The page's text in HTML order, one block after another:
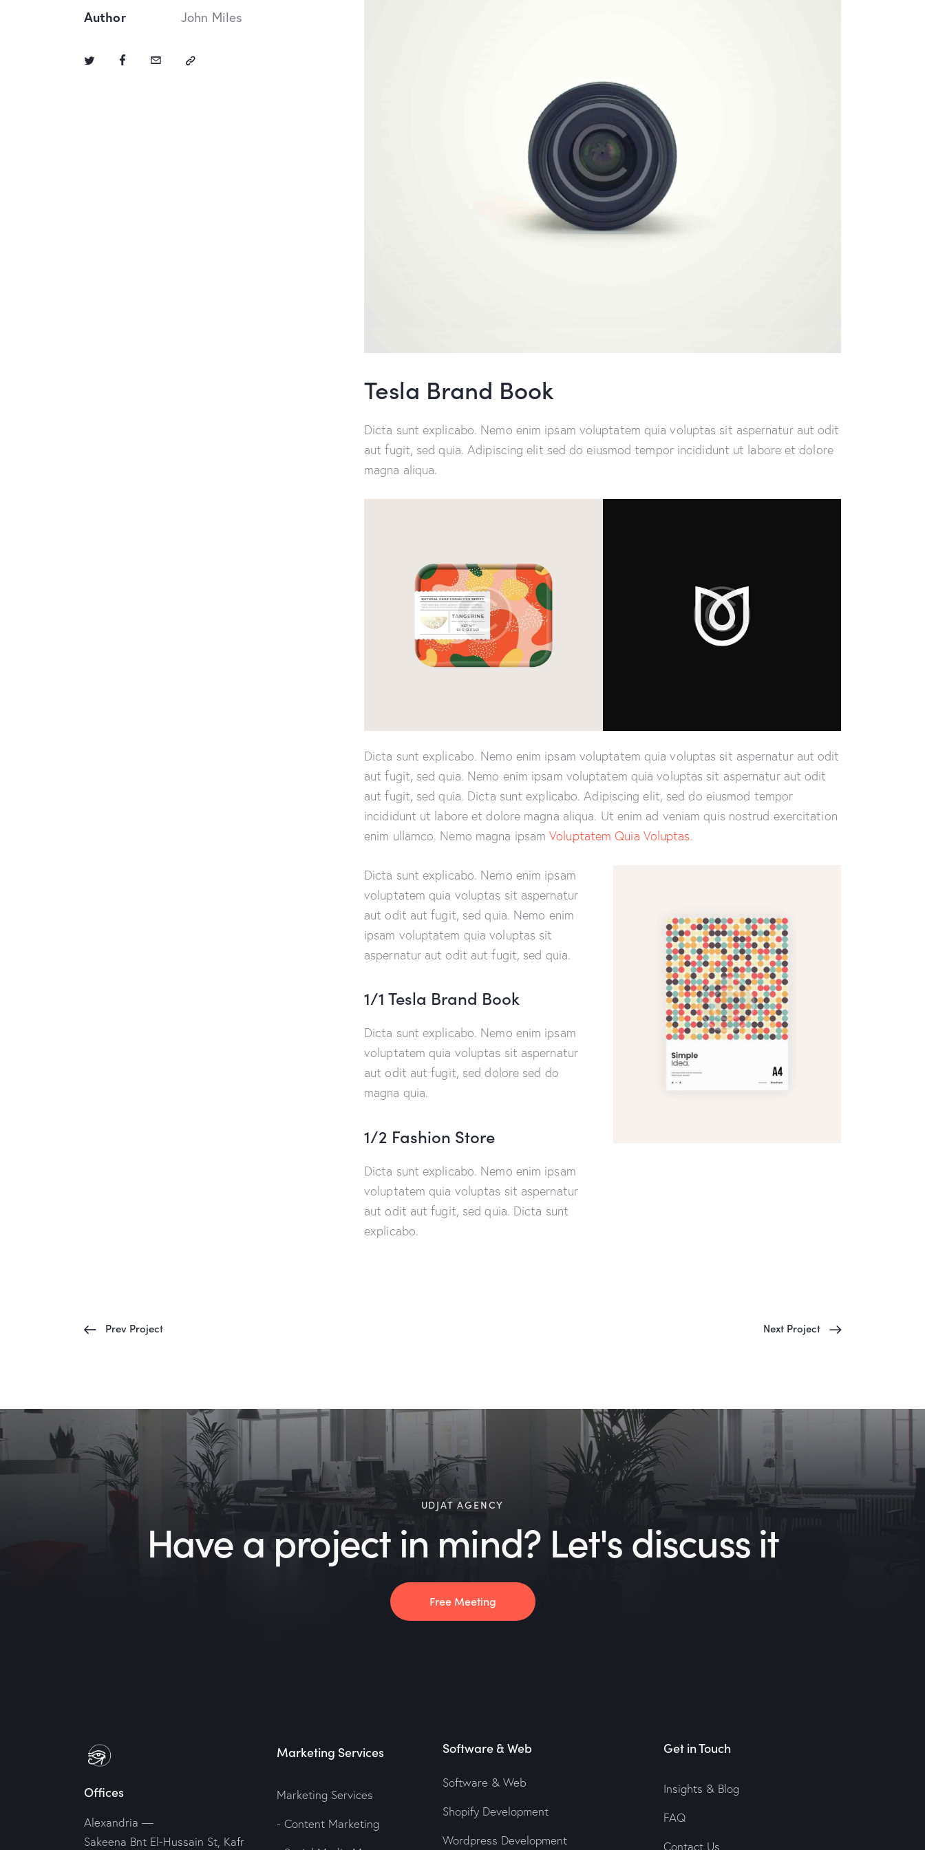
Author John Miles
Tesla Brand Book
Dicta sunt explicabo. Nemo enim ipsam voluptatem quia voluptas sit aspernatur aut odit
aut fugit, sed quia. Adipiscing elit sed do eiusmod tempor incididunt ut labore et dolore
magna aliqua.
Dicta sunt explicabo. Nemo enim ipsam voluptatem quia voluptas sit aspernatur aut odit
aut fugit, sed quia. Nemo enim ipsam voluptatem quia voluptas sit aspernatur aut odit
aut fugit, sed quia. Dicta sunt explicabo. Adipiscing elit, sed do eiusmod tempor
incididunt ut labore et dolore magna aliqua. Ut enim ad veniam quis nostrud exercitation
enim ullamco. Nemo magna ipsamVoluptatem Quia Voluptas.
Dicta sunt explicabo. Nemo enim ipsam
voluptatem quia voluptas sit aspernatur
aut odit aut fugit, sed quia. Nemo enim
ipsam voluptatem quia voluptas sit
aspernatur aut odit aut fugit, sed quia.
1/1 Tesla Brand Book
Dicta sunt explicabo. Nemo enim ipsam
voluptatem quia voluptas sit aspernatur
aut odit aut fugit, sed dolore sed do
magna quia.
1/2 Fashion Store
Dicta sunt explicabo. Nemo enim ipsam
voluptatem quia voluptas sit aspernatur
aut odit aut fugit, sed quia. Dicta sunt
explicabo.
Prev Project Next Project
UDJAT AGENCY
Have a project in mind? Let's discuss it
Free Meeting
Offices
Alexandria —
Sakeena Bnt El-Hussain St, Kafr
Marketing Services
Marketing Services
- Content Marketing
Software & Web
Software & Web
Shopify Development
Wordpress Development
Get in Touch
Insights & Blog
FAQ
Contact Us